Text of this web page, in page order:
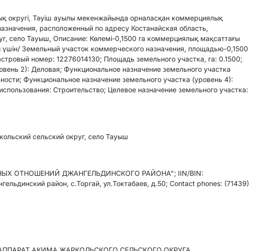
округі, Тәуіш ауылы мекенжайында орналасқан коммерциялық
расположенный по адресу Костанайская область,
село Тауыш, Описание: Көлемі-0,1500 га коммерциялық мақсаттағы
Земельный участок коммерческого назначения, площадью-0,1500
номер: 12276014130; Площадь земельного участка, га: 0.1500;
2): Деловая; Функциональное назначение земельного участка
Функциональное назначение земельного участка (уровень 4):
Строительство; Целевое назначение земельного участка:
сельский округ, село Тауыш
ОТНОШЕНИЙ ДЖАНГЕЛЬДИНСКОГО РАЙОНА"; IIN/BIN:
район, с.Торгай, ул.Токтабаев, д.50; Contact phones: (71439)